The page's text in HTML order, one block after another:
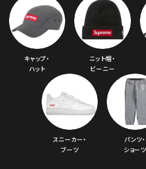
キャップ・
ハット
ニット帽・
ビーニー
スニーカー・
ブーツ
パンツ・
ショーツ